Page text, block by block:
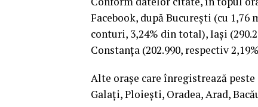
Facebook, după București (cu
conturi, 3,24% din total), Iași
Constanța (202.990, respectiv
Alte orașe care înregistrează
Galați, Ploiești, Oradea, Arad,